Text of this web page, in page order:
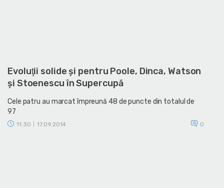
Evoluţii solide şi pentru Poole, Dinca, Watson
şi Stoenescu în Supercupă
Cele patru au marcat împreună 48 de puncte din totalul de
97
11:30 17.09.2014 0